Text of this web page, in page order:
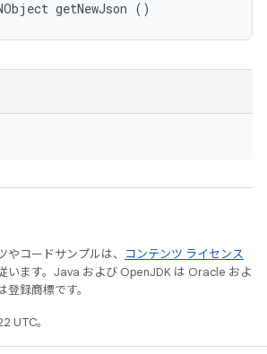
getNewJson ()
コードサンプルは、
コンテンツ ライセンス
います。Java および OpenJDK は Oracle およ
録商標です。
UTC。